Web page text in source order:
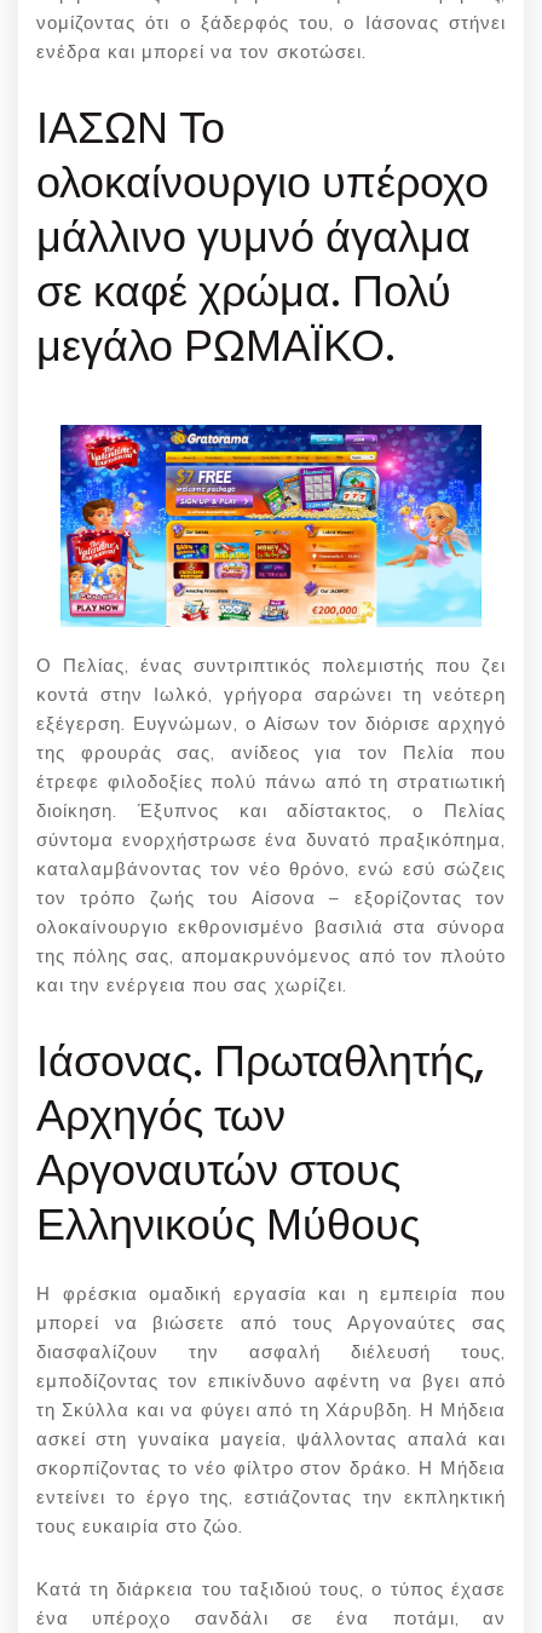
νομίζοντας ότι ο ξάδερφός του, ο Ιάσονας στήνει
ενέδρα και μπορεί να τον σκοτώσει.
ΙΑΣΩΝ Το
ολοκαίνουργιο υπέροχο
μάλλινο γυμνό άγαλμα
σε καφέ χρώμα. Πολύ
μεγάλο ΡΩΜΑΪΚΟ.
Ο Πελίας, ένας συντριπτικός πολεμιστής που ζει
κοντά στην Ιωλκό, γρήγορα σαρώνει τη νεότερη
εξέγερση. Ευγνώμων, ο Αίσων τον διόρισε αρχηγό
της φρουράς σας, ανίδεος για τον Πελία που
έτρεφε φιλοδοξίες πολύ πάνω από τη στρατιωτική
διοίκηση. Έξυπνος και αδίστακτος, ο Πελίας
σύντομα ενορχήστρωσε ένα δυνατό πραξικόπημα,
καταλαμβάνοντας τον νέο θρόνο, ενώ εσύ σώζεις
τον τρόπο ζωής του Αίσονα – εξορίζοντας τον
ολοκαίνουργιο εκθρονισμένο βασιλιά στα σύνορα
της πόλης σας, απομακρυνόμενος από τον πλούτο
και την ενέργεια που σας χωρίζει.
Ιάσονας. Πρωταθλητής,
Αρχηγός των
Αργοναυτών στους
Ελληνικούς Μύθους
Η φρέσκια ομαδική εργασία και η εμπειρία που
μπορεί να βιώσετε από τους Αργοναύτες σας
διασφαλίζουν την ασφαλή διέλευσή τους,
εμποδίζοντας τον επικίνδυνο αφέντη να βγει από
τη Σκύλλα και να φύγει από τη Χάρυβδη. Η Μήδεια
ασκεί στη γυναίκα μαγεία, ψάλλοντας απαλά και
σκορπίζοντας το νέο φίλτρο στον δράκο. Η Μήδεια
εντείνει το έργο της, εστιάζοντας την εκπληκτική
τους ευκαιρία στο ζώο.
Κατά τη διάρκεια του ταξιδιού τους, ο τύπος έχασε
ένα υπέροχο σανδάλι σε ένα ποτάμι, αν